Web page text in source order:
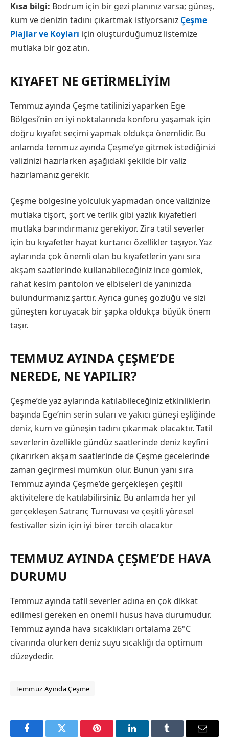
Kısa bilgi: Bodrum için bir gezi planınız varsa; güneş,
kum ve denizin tadını çıkartmak istiyorsanız Çeşme
Plajlar ve Koyları için oluşturduğumuz listemize
mutlaka bir göz atın.
KIYAFET NE GETIRMELIYIM
Temmuz ayında Çeşme tatilinizi yaparken Ege
Bölgesi’nin en iyi noktalarında konforu yaşamak için
doğru kıyafet seçimi yapmak oldukça önemlidir. Bu
anlamda temmuz ayında Çeşme’ye gitmek istediğinizi
valizinizi hazırlarken aşağıdaki şekilde bir valiz
hazırlamanız gerekir.
Çeşme bölgesine yolculuk yapmadan önce valizinize
mutlaka tişört, şort ve terlik gibi yazlık kıyafetleri
mutlaka barındırmanız gerekiyor. Zira tatil severler
için bu kıyafetler hayat kurtarıcı özellikler taşıyor. Yaz
aylarında çok önemli olan bu kıyafetlerin yanı sıra
akşam saatlerinde kullanabileceğiniz ince gömlek,
rahat kesim pantolon ve elbiseleri de yanınızda
bulundurmanız şarttır. Ayrıca güneş gözlüğü ve sizi
güneşten koruyacak bir şapka oldukça büyük önem
taşır.
TEMMUZ AYINDA ÇEŞME’DE
NEREDE, NE YAPILIR?
Çeşme’de yaz aylarında katılabileceğiniz etkinliklerin
başında Ege’nin serin suları ve yakıcı güneşi eşliğinde
deniz, kum ve güneşin tadını çıkarmak olacaktır. Tatil
severlerin özellikle gündüz saatlerinde deniz keyfini
çıkarırken akşam saatlerinde de Çeşme gecelerinde
zaman geçirmesi mümkün olur. Bunun yanı sıra
Temmuz ayında Çeşme’de gerçekleşen çeşitli
aktivitelere de katılabilirsiniz. Bu anlamda her yıl
gerçekleşen Satranç Turnuvası ve çeşitli yöresel
festivaller sizin için iyi birer tercih olacaktır
TEMMUZ AYINDA ÇEŞME’DE HAVA
DURUMU
Temmuz ayında tatil severler adına en çok dikkat
edilmesi gereken en önemli husus hava durumudur.
Temmuz ayında hava sıcaklıkları ortalama 26°C
civarında olurken deniz suyu sıcaklığı da optimum
düzeydedir.
Temmuz Ayında Çeşme
FacebookTwitter Pinterest LinkedInTumblr Email